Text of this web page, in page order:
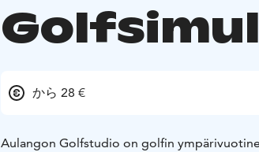
から 28 €
Aulangon Golfstudio on golfin